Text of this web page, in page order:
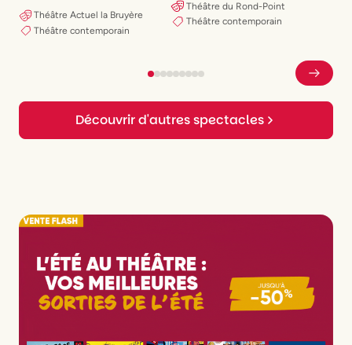
Théâtre Actuel la Bruyère
Théâtre contemporain
Théâtre du Rond-Point
Théâtre contemporain
Découvrir d'autres spectacles